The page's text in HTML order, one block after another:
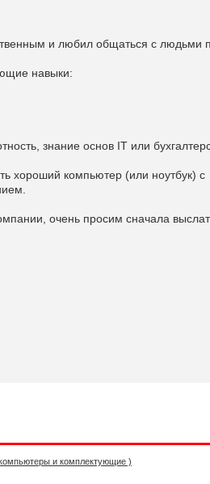
и любил общаться с людьми
навыки:
знание основ IT или
хороший компьютер (или ноутбук) с
очень просим сначала
и комплектующие )